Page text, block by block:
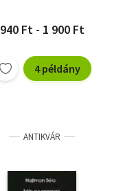
940 Ft - 1 900 Ft
4 példány
ANTIKVÁR